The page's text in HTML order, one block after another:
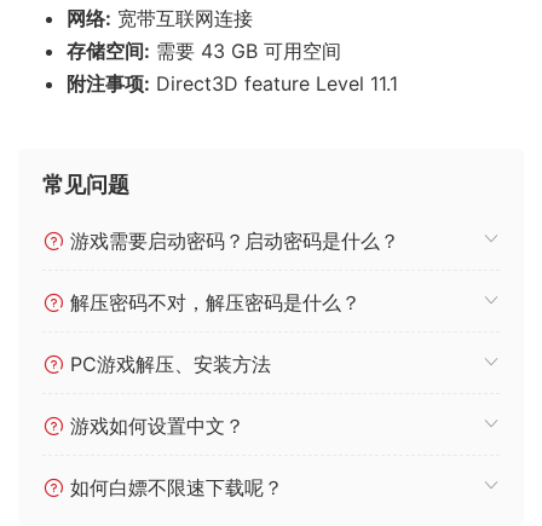
网络: 宽带互联网连接
存储空间: 需要 43 GB 可用空间
附注事项: Direct3D feature Level 11.1
常见问题
游戏需要启动密码？启动密码是什么？
解压密码不对，解压密码是什么？
PC游戏解压、安装方法
游戏如何设置中文？
如何白嫖不限速下载呢？